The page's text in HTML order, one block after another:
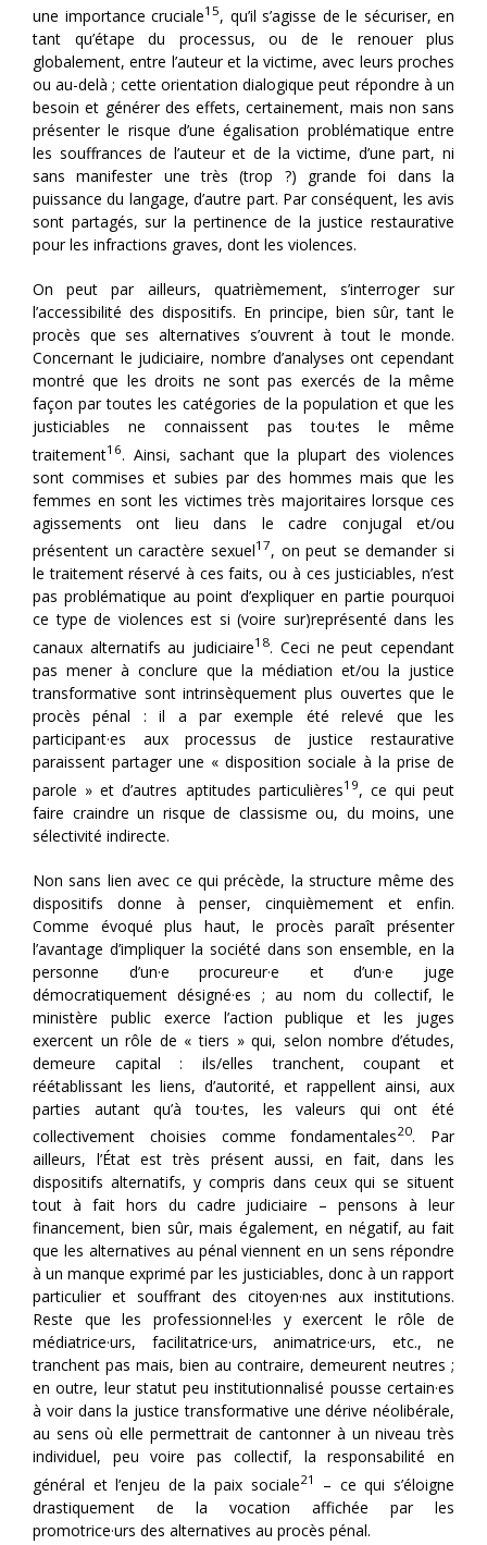
une importance cruciale15, qu’il s’agisse de le sécuriser, en
tant qu’étape du processus, ou de le renouer plus
globalement, entre l’auteur et la victime, avec leurs proches
ou au-delà ; cette orientation dialogique peut répondre à un
besoin et générer des effets, certainement, mais non sans
présenter le risque d’une égalisation problématique entre
les souffrances de l’auteur et de la victime, d’une part, ni
sans manifester une très (trop ?) grande foi dans la
puissance du langage, d’autre part. Par conséquent, les avis
sont partagés, sur la pertinence de la justice restaurative
pour les infractions graves, dont les violences.
On peut par ailleurs, quatrièmement, s’interroger sur
l’accessibilité des dispositifs. En principe, bien sûr, tant le
procès que ses alternatives s’ouvrent à tout le monde.
Concernant le judiciaire, nombre d’analyses ont cependant
montré que les droits ne sont pas exercés de la même
façon par toutes les catégories de la population et que les
justiciables ne connaissent pas tou·tes le même
traitement16. Ainsi, sachant que la plupart des violences
sont commises et subies par des hommes mais que les
femmes en sont les victimes très majoritaires lorsque ces
agissements ont lieu dans le cadre conjugal et/ou
présentent un caractère sexuel17, on peut se demander si
le traitement réservé à ces faits, ou à ces justiciables, n’est
pas problématique au point d’expliquer en partie pourquoi
ce type de violences est si (voire sur)représenté dans les
canaux alternatifs au judiciaire18. Ceci ne peut cependant
pas mener à conclure que la médiation et/ou la justice
transformative sont intrinsèquement plus ouvertes que le
procès pénal : il a par exemple été relevé que les
participant·es aux processus de justice restaurative
paraissent partager une « disposition sociale à la prise de
parole » et d’autres aptitudes particulières19, ce qui peut
faire craindre un risque de classisme ou, du moins, une
sélectivité indirecte.
Non sans lien avec ce qui précède, la structure même des
dispositifs donne à penser, cinquièmement et enfin.
Comme évoqué plus haut, le procès paraît présenter
l’avantage d’impliquer la société dans son ensemble, en la
personne d’un·e procureur·e et d’un·e juge
démocratiquement désigné·es ; au nom du collectif, le
ministère public exerce l’action publique et les juges
exercent un rôle de « tiers » qui, selon nombre d’études,
demeure capital : ils/elles tranchent, coupant et
réétablissant les liens, d’autorité, et rappellent ainsi, aux
parties autant qu’à tou·tes, les valeurs qui ont été
collectivement choisies comme fondamentales20. Par
ailleurs, l’État est très présent aussi, en fait, dans les
dispositifs alternatifs, y compris dans ceux qui se situent
tout à fait hors du cadre judiciaire – pensons à leur
financement, bien sûr, mais également, en négatif, au fait
que les alternatives au pénal viennent en un sens répondre
à un manque exprimé par les justiciables, donc à un rapport
particulier et souffrant des citoyen·nes aux institutions.
Reste que les professionnel·les y exercent le rôle de
médiatrice·urs, facilitatrice·urs, animatrice·urs, etc., ne
tranchent pas mais, bien au contraire, demeurent neutres ;
en outre, leur statut peu institutionnalisé pousse certain·es
à voir dans la justice transformative une dérive néolibérale,
au sens où elle permettrait de cantonner à un niveau très
individuel, peu voire pas collectif, la responsabilité en
général et l’enjeu de la paix sociale21
– ce qui s’éloigne
drastiquement de la vocation affichée par les
promotrice·urs des alternatives au procès pénal.